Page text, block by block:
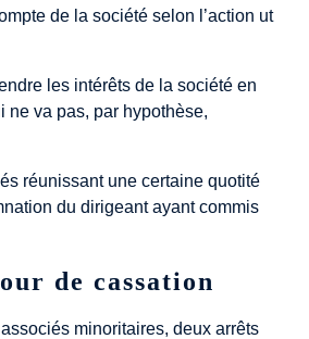
de la société selon l’action ut
les intérêts de la société en
ne va pas, par hypothèse,
réunissant une certaine quotité
du dirigeant ayant commis
de cassation
minoritaires, deux arrêts